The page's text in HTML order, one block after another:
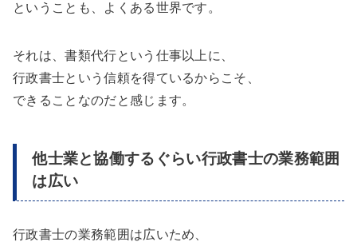
ということも、よくある世界です。
それは、書類代行という仕事以上に、
行政書士という信頼を得ているからこそ、
できることなのだと感じます。
他士業と協働するぐらい行政書士の業務範囲
は広い
行政書士の業務範囲は広いため、